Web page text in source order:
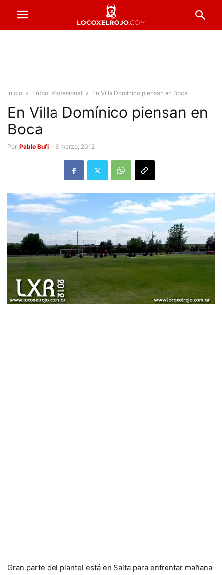
Inicio Fútbol Profesional En Villa Domínico piensan en Boca
En Villa Domínico piensan en
Boca
Por Pablo Bufi - 6 marzo, 2012
Gran parte del plantel está en Salta para enfrentar mañana